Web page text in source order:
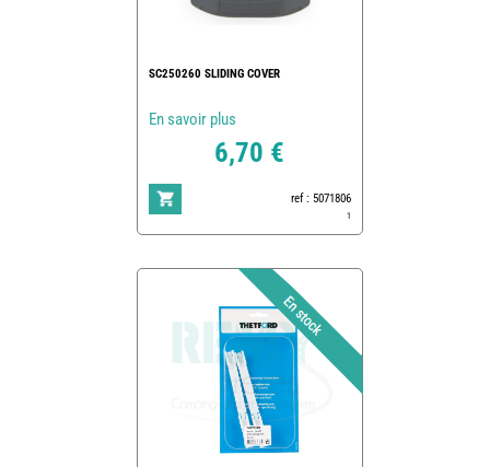
SC250260 SLIDING COVER
En savoir plus
6,70 €
ref : 5071806
1